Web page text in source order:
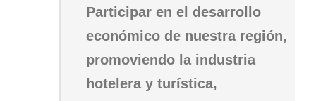
Participar en el desarrollo
económico de nuestra región,
promoviendo la industria
hotelera y turística,